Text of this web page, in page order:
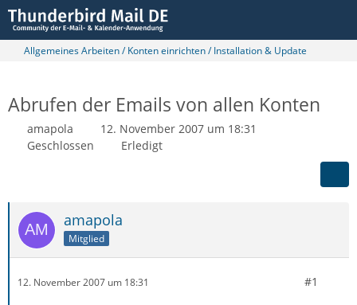
Allgemeines Arbeiten / Konten einrichten / Installation & Update
Abrufen der Emails von allen Konten
amapola
12. November 2007 um 18:31
Geschlossen
Erledigt
amapola
Mitglied
12. November 2007 um 18:31 #1